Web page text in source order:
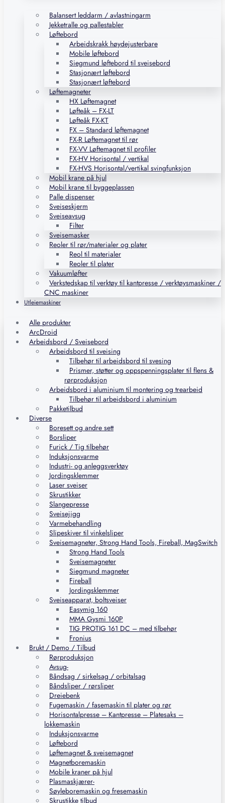
Balansert leddarm / avlastningarm
Jekketralle og pallestabler
Løftebord
Arbeidskrakk høydejusterbare
Mobile løftebord
Siegmund løftebord til sveisebord
Stasjonært løftebord
Stasjonært løftebord
Løftemagneter
HX Løftemagnet
Løfteåk – FX-LT
Løfteåk FX-KT
FX – Standard løftemagnet
FX-R Løftemagnet til rør
FX-VV Løftemagnet til profiler
FX-HV Horisontal / vertikal
FX-HVS Horisontal/vertikal svingfunksjon
Mobil krane på hjul
Mobil krane til byggeplassen
Palle dispenser
Sveiseskjerm
Sveiseavsug
Filter
Sveisemasker
Reoler til rør/materialer og plater
Reol til materialer
Reoler til plater
Vakuumløfter
Verkstedskap til verktøy til kantpresse / verktøysmaskiner /
CNC maskiner
Utleiemaskiner
Alle produkter
ArcDroid
Arbeidsbord / Sveisebord
Arbeidsbord til sveising
Tilbehør til arbeidsbord til svesing
Prismer, støtter og oppspenningsplater til flens &
rørproduksjon
Arbeidsbord i aluminium til montering og trearbeid
Tilbehør til arbeidsbord i aluminium
Pakketilbud
Diverse
Boresett og andre sett
Borsliper
Furick / Tig tilbehør
Induksjonsvarme
Industri- og anleggsverktøy
Jordingsklemmer
Laser sveiser
Skrustikker
Slangepresse
Sveisejigg
Varmebehandling
Slipeskiver til vinkelsliper
Sveisemagneter, Strong Hand Tools, Fireball, MagSwitch
Strong Hand Tools
Sveisemagneter
Siegmund magneter
Fireball
Jordingsklemmer
Sveiseapparat, boltsveiser
Easymig 160
MMA Gysmi 160P
TIG PROTIG 161 DC – med tilbehør
Fronius
Brukt / Demo / Tilbud
Rørproduksjon
Avsug-
Båndsag / sirkelsag / orbitalsag
Båndsliper / rørsliper
Dreiebenk
Fugemaskin / fasemaskin til plater og rør
Horisontalpresse – Kantpresse – Platesaks –
lokkemaskin
Induksjonsvarme
Løftebord
Løftemagnet & sveisemagnet
Magnetboremaskin
Mobile kraner på hjul
Plasmaskjærer-
Søyleboremaskin og fresemaskin
Skrustikke tilbud